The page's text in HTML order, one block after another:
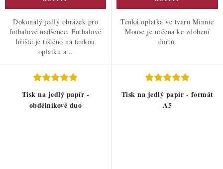
Dokonalý jedlý obrázek pro
fotbalové nadšence. Fotbalové
hřiště je tištěno na tenkou
oplatku a...
Tenká oplatka ve tvaru Minnie
Mouse je určena ke zdobení
dortů.
Tisk na jedlý papír -
obdélníkové duo
Tisk na jedlý papír - formát
A5